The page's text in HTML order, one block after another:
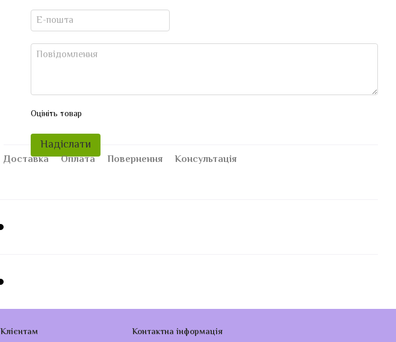
Оцініть товар
Надіслати
Доставка Оплата Повернення Консультація
Клієнтам Контактна інформація